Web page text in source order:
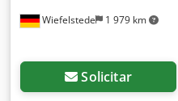
Wiefelstede 1 979 km
Solicitar